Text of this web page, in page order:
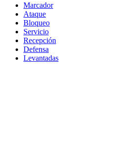
Marcador
Ataque
Bloqueo
Servicio
Recepción
Defensa
Levantadas